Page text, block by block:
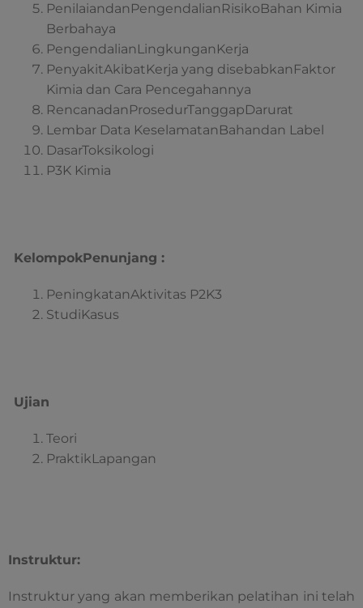
PenilaiandanPengendalianRisikoBahan Kimia
Berbahaya
PengendalianLingkunganKerja
PenyakitAkibatKerja yang disebabkanFaktor
Kimia dan Cara Pencegahannya
RencanadanProsedurTanggapDarurat
Lembar Data KeselamatanBahandan Label
DasarToksikologi
P3K Kimia
KelompokPenunjang :
PeningkatanAktivitas P2K3
StudiKasus
Ujian
Teori
PraktikLapangan
Instruktur:
Instruktur yang akan memberikan pelatihan ini telah